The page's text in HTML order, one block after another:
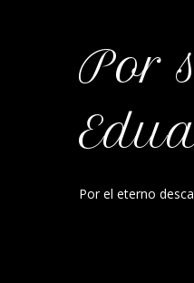
Por
Por el eterno